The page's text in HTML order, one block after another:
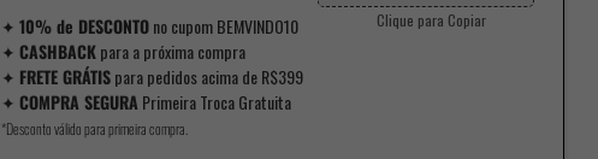
✦ 10% de DESCONTOno cupom BEMVINDO10
✦ CASHBACKpara a próxima compra
✦ FRETE GRÁTISpara pedidos acima de R$399
✦ COMPRA SEGURA Primeira Troca Gratuita
*Desconto válido para primeira compra.
Clique para Copiar